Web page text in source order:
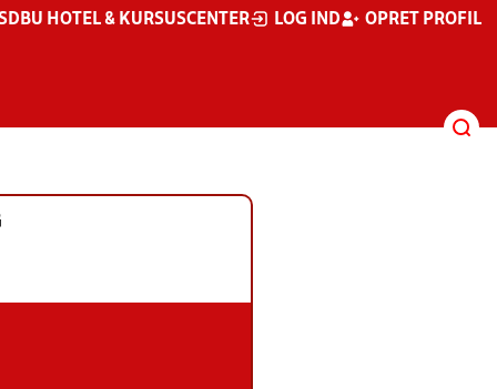
DBU HOTEL & KURSUSCENTER LOG IND OPRET PROFIL